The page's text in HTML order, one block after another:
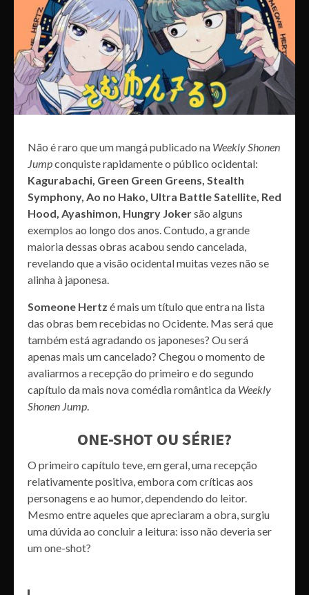
Não é raro que um mangá publicado na Weekly Shonen
Jumpconquiste rapidamente o público ocidental:
Kagurabachi, Green Green Greens, Stealth
Symphony, Ao no Hako, Ultra Battle Satellite, Red
Hood, Ayashimon, Hungry Jokersão alguns
exemplos ao longo dos anos. Contudo, a grande
maioria dessas obras acabou sendo cancelada,
revelando que a visão ocidental muitas vezes não se
alinha à japonesa.
Someone Hertz é mais um título que entra na lista
das obras bem recebidas no Ocidente. Mas será que
também está agradando os japoneses? Ou será
apenas mais um cancelado? Chegou o momento de
avaliarmos a recepção do primeiro e do segundo
capítulo da mais nova comédia romântica da Weekly
Shonen Jump.
ONE-SHOT OU SÉRIE?
O primeiro capítulo teve, em geral, uma recepção
relativamente positiva, embora com críticas aos
personagens e ao humor, dependendo do leitor.
Mesmo entre aqueles que apreciaram a obra, surgiu
uma dúvida ao concluir a leitura: isso não deveria ser
um one-shot?